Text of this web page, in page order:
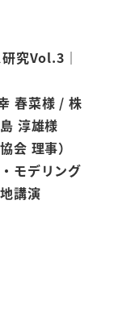
究Vol.3｜
春菜様 / 株
淳雄様
会 理事）
モデリング
講演